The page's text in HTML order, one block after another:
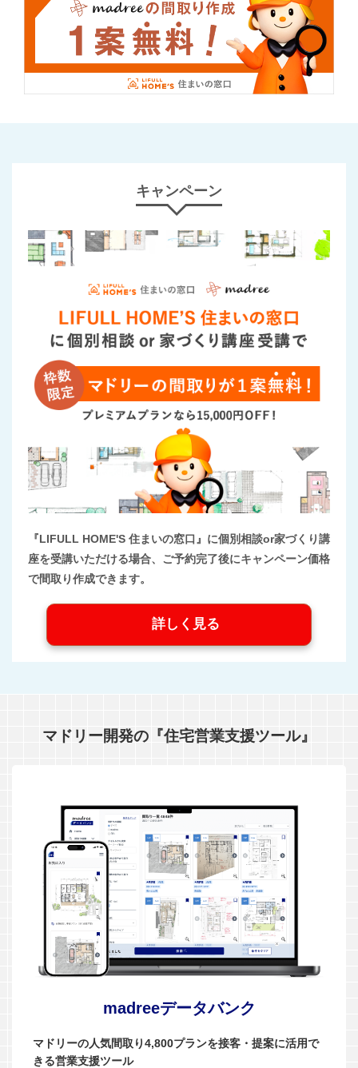
キャンペーン
『LIFULL HOME'S 住まいの窓口』に個別相談or家づくり講
座を受講いただける場合、ご予約完了後にキャンペーン価格
で間取り作成できます。
詳しく見る
マドリー開発の『住宅営業支援ツール』
madreeデータバンク
マドリーの人気間取り4,800プランを接客・提案に活用で
きる営業支援ツール